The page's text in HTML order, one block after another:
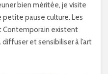
bien méritée, je visite
petite pause culture. Les
Contemporain existent
et sensibiliser à l’art